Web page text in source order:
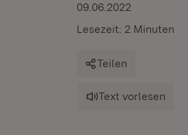
09.06.2022
Lesezeit: 2 Minuten
Teilen
Text vorlesen